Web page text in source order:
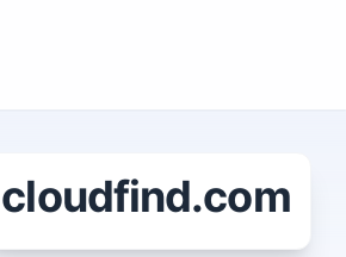
cloudfind.com